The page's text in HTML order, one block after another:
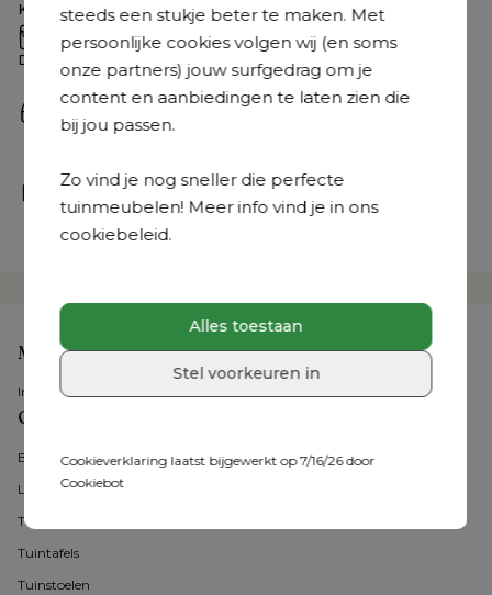
steeds een stukje beter te maken. Met
persoonlijke cookies volgen wij (en soms
onze partners) jouw surfgedrag om je
content en aanbiedingen te laten zien die
bij jou passen.
Zo vind je nog sneller die perfecte
tuinmeubelen! Meer info vind je in ons
cookiebeleid.
Alles toestaan
Stel voorkeuren in
Cookieverklaring laatst bijgewerkt op 7/16/26 door
Cookiebot
Kleur
Zwart
Materiaal
All Weather Sunbrella® Luxe
Detailkleur kussen
Lopi Shadow
Bekijk ze hier
Stuur je mail naar
hallo@exterioo.nl
We antwoorden zo snel mogelijk op je vraag.
Bel ons
+31 408 08 07 58
Kom langs
36 showrooms
Onze tuinmeubelen
Bristol Collecties
Loungesets
Tuintafel met stoelen
Tuintafels
Tuinstoelen
Mijn account
Inloggen